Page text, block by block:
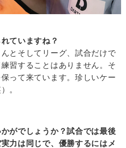
ていますね？
とそしてリーグ、試合だけで
習することはありません。そ
って来ています。珍しいケー
。
がでしょうか？試合では最後
力は同じで、優勝するにはメ